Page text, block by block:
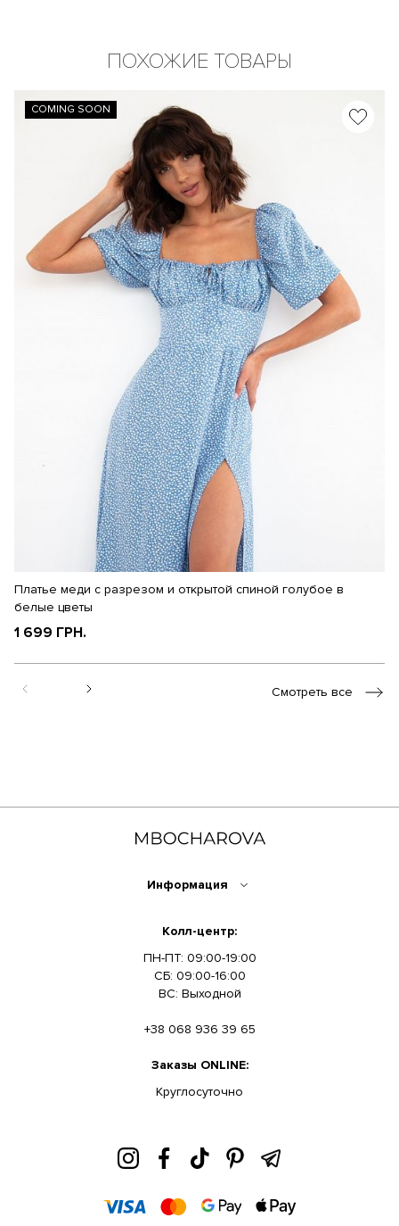
ПОХОЖИЕ ТОВАРЫ
COMING SOON
Платье меди с разрезом и открытой спиной голубое в
белые цветы
1 699 ГРН.
Смотреть все
Информация
Колл-центр:
ПН-ПТ: 09:00-19:00
СБ: 09:00-16:00
ВС: Выходной
+38 068 936 39 65
Заказы ONLINE:
Круглосуточно